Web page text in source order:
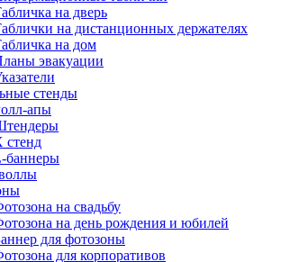
на дверь
на дистанционных держателях
на дом
эвакуации
стенды
апы
стенд
баннеры
на свадьбу
на день рождения и юбилей
для фотозоны
для корпоративов